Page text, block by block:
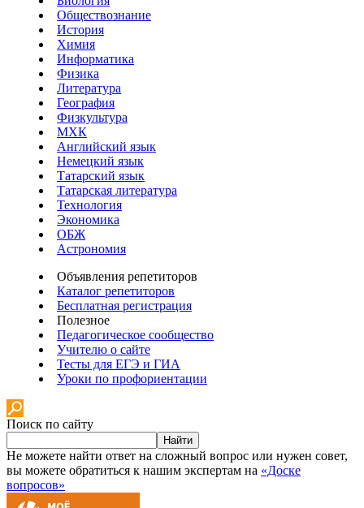
Обществознание
История
Химия
Информатика
Физика
Литература
География
Физкультура
МХК
Английский язык
Немецкий язык
Татарский язык
Татарская литература
Технология
Экономика
ОБЖ
Астрономия
Объявления репетиторов
Каталог репетиторов
Бесплатная регистрация
Полезное
Педагогическое сообщество
Учителю о сайте
Тесты для ЕГЭ и ГИА
Уроки по профориентации
Поиск по сайту
Найти
Не можете найти ответ на сложный вопрос или нужен совет,
вы можете обратиться к нашим экспертам на «Доске
вопросов»